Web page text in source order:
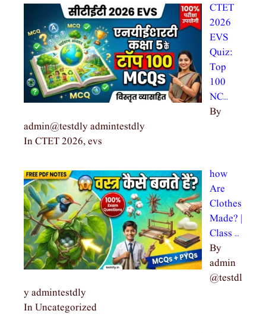
CTET
2026
EVS
Quiz:
Top
100
NC…
By
admin@testdly admintestdly
In CTET 2026, evs
how
Are
Clothes
Made? |
Class …
By
admin
@testdl
y admintestdly
In Uncategorized